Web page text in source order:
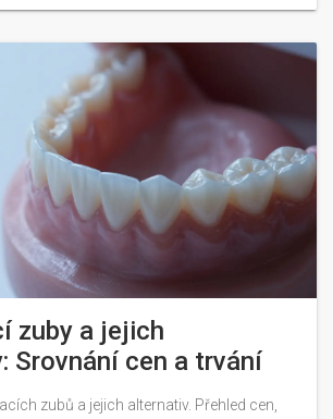
zuby a jejich
Srovnání cen a trvání
zubů a jejich alternativ. Přehled cen,